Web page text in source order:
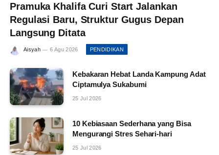
Pramuka Khalifa Curi Start Jalankan
Regulasi Baru, Struktur Gugus Depan
Langsung Ditata
Aisyah 6 Agu 2026 PENDIDIKAN
Kebakaran Hebat Landa Kampung Adat
Ciptamulya Sukabumi
25 Jul 2026
10 Kebiasaan Sederhana yang Bisa
Mengurangi Stres Sehari-hari
25 Jul 2026